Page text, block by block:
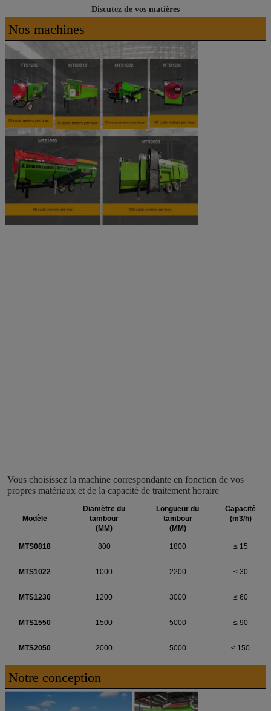
Discutez de vos matières
Nos machines
Vous choisissez la machine correspondante en fonction de vos
propres matériaux et de la capacité de traitement horaire
Modèle
Diamètre du
tambour
(MM)
Longueur du
tambour
(MM)
Capacité
(m3/h)
MTS0818 800 1800 ≤ 15
MTS1022 1000 2200 ≤ 30
MTS1230 1200 3000 ≤ 60
MTS1550 1500 5000 ≤ 90
MTS2050 2000 5000 ≤ 150
Notre conception